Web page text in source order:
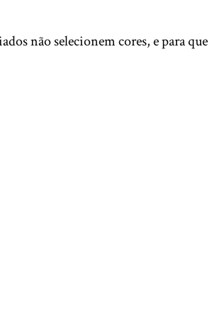
não selecionem cores, e para que